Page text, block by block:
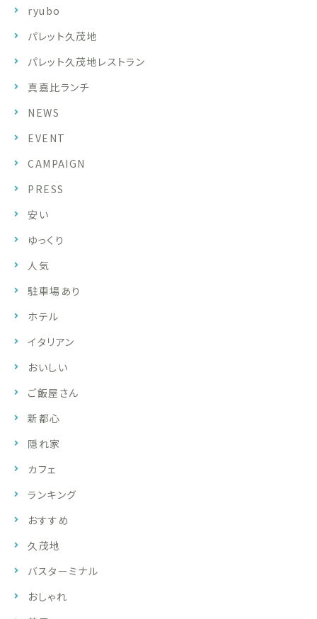
ryubo
パレット久茂地
パレット久茂地レストラン
真嘉比ランチ
NEWS
EVENT
CAMPAIGN
PRESS
安い
ゆっくり
人気
駐車場あり
ホテル
イタリアン
おいしい
ご飯屋さん
新都心
隠れ家
カフェ
ランキング
おすすめ
久茂地
バスターミナル
おしゃれ